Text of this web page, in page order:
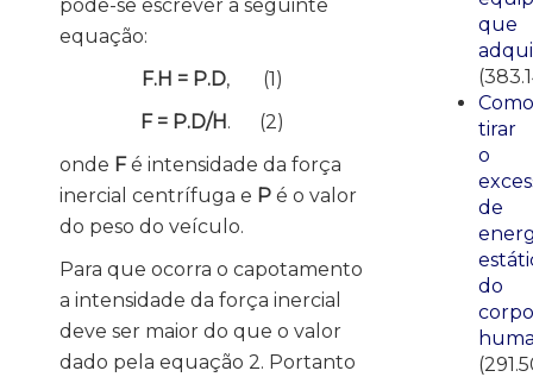
pode-se escrever a seguinte
equação:
F.H = P.D, (1)
F = P.D/H. (2)
onde Fé intensidade da força
inercial centrífuga e P é o valor
do peso do veículo.
Para que ocorra o capotamento
a intensidade da força inercial
deve ser maior do que o valor
dado pela equação 2. Portanto
que
Como
tirar
o
de
do
corpo